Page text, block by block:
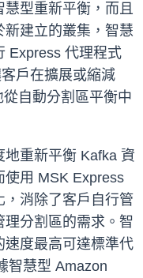
型重新平衡，而且
建立的叢集，智慧
Express 代理程式
戶在擴展或縮減
自動分割區平衡中
重新平衡 Kafka 資
使用 MSK Express
消除了客戶自行管
分割區的需求。智
速度最高可達標準代
智慧型 Amazon